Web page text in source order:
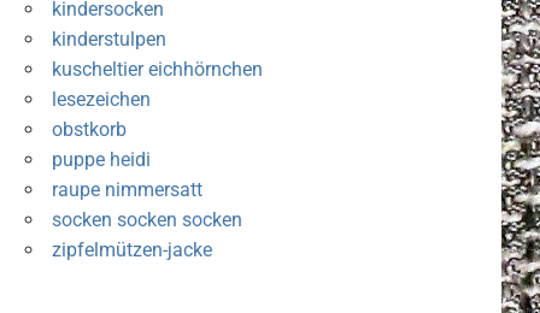
kindersocken
kinderstulpen
kuscheltier eichhörnchen
lesezeichen
obstkorb
puppe heidi
raupe nimmersatt
socken socken socken
zipfelmützen-jacke